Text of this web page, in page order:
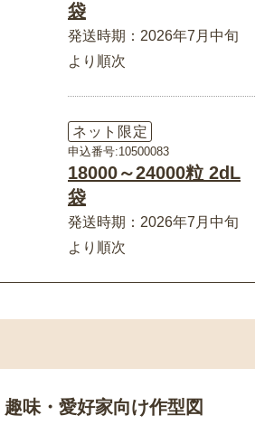
袋
発送時期：2026年7月中旬
より順次
ネット限定
申込番号:10500083
18000～24000粒 2dL
袋
発送時期：2026年7月中旬
より順次
趣味・愛好家向け作型図